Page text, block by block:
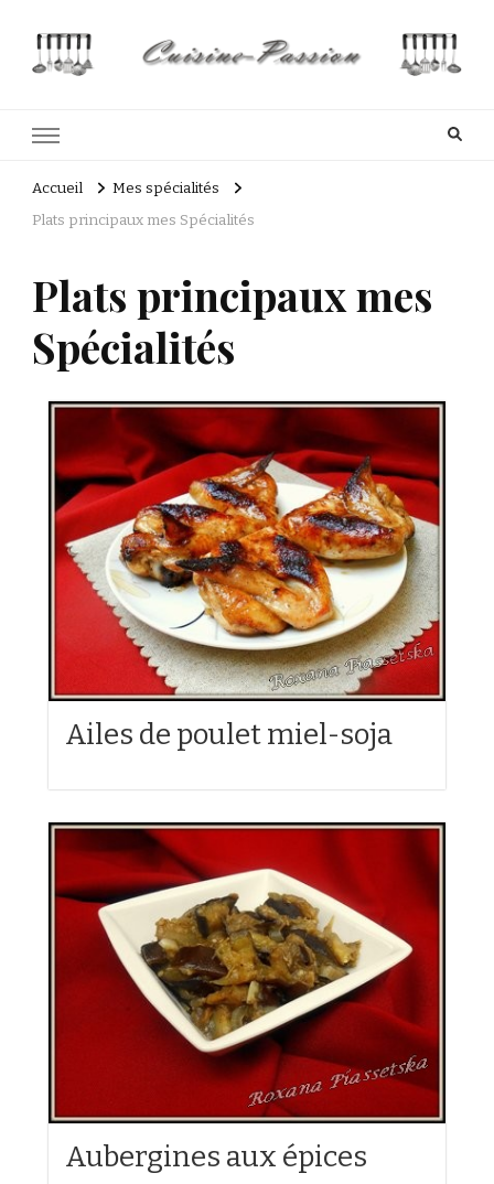
Accueil
Mes spécialités
Plats principaux mes Spécialités
Plats principaux mes
Spécialités
Ailes de poulet miel-soja
Aubergines aux épices